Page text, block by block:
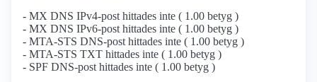
- MX DNS IPv4-post hittades inte ( 1.00 betyg )
- MX DNS IPv6-post hittades inte ( 1.00 betyg )
- MTA-STS DNS-post hittades inte ( 1.00 betyg )
- MTA-STS TXT hittades inte ( 1.00 betyg )
- SPF DNS-post hittades inte ( 1.00 betyg )